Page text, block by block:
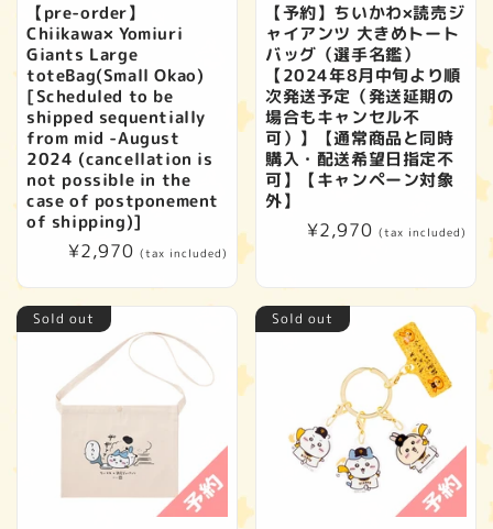
【pre-order】
Chiikawa× Yomiuri
Giants Large
toteBag(Small Okao)
[Scheduled to be
shipped sequentially
from mid -August
2024 (cancellation is
not possible in the
case of postponement
of shipping)]
Regular
¥2,970 (tax included)
【予約】ちいかわ×読売ジ
ャイアンツ 大きめトート
バッグ（選手名鑑）
【2024年8月中旬より順
次発送予定（発送延期の
場合もキャンセル不
可）】【通常商品と同時
購入・配送希望日指定不
可】【キャンペーン対象
外】
Regular
¥2,970 (tax included)
Sold out Sold out